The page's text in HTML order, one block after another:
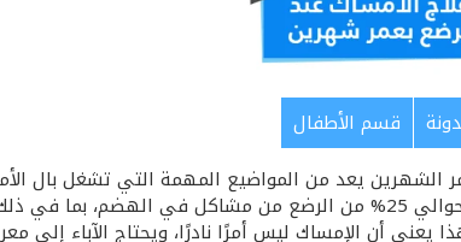
قسم الأطفال
الشهرين يعد من المواضيع المهمة التي تشغل بال
للإحصائيات الحديثة، يعاني حوالي 25% من الرضع من مشاكل في
يعني أن الإمساك ليس أمرًا نادرًا، ويحتاج الآباء إلى